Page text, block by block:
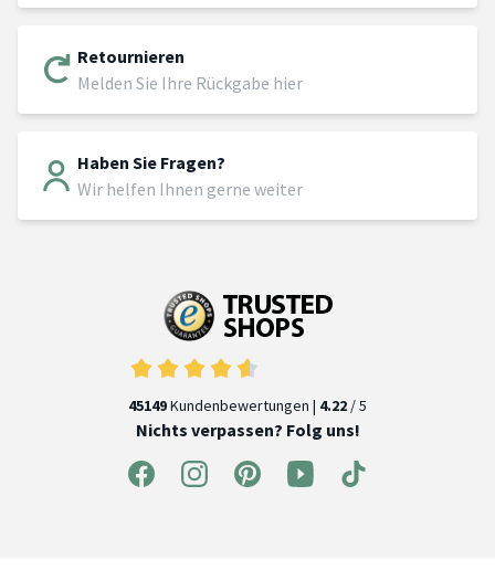
Retournieren
Melden Sie Ihre Rückgabe hier
Haben Sie Fragen?
Wir helfen Ihnen gerne weiter
45149Kundenbewertungen | 4.22 / 5
Nichts verpassen? Folg uns!